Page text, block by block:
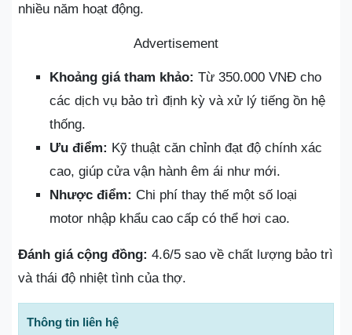
nhiều năm hoạt động.
Advertisement
Khoảng giá tham khảo: Từ 350.000 VNĐ cho
các dịch vụ bảo trì định kỳ và xử lý tiếng ồn hệ
thống.
Ưu điểm: Kỹ thuật căn chỉnh đạt độ chính xác
cao, giúp cửa vận hành êm ái như mới.
Nhược điểm: Chi phí thay thế một số loại
motor nhập khẩu cao cấp có thể hơi cao.
Đánh giá cộng đồng: 4.6/5 sao về chất lượng bảo trì
và thái độ nhiệt tình của thợ.
Thông tin liên hệ